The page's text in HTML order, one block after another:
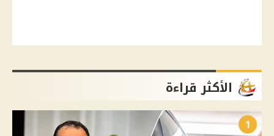
الأكثر قراءة
1